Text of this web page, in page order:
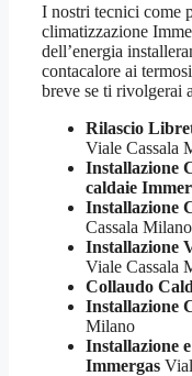
I nostri tecnici come
climatizzazione
dell’energia
contacalore ai
breve se ti rivolgerai
Rilascio
Viale Cassala
Installazione
caldaie
Installazione
Cassala Milano
Installazione
Viale Cassala
Collaudo
Installazione
Milano
Installazione
Immergas